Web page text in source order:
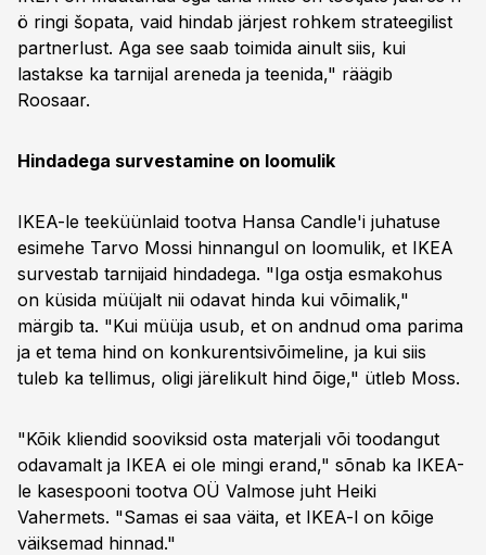
ö ringi šopata, vaid hindab järjest rohkem strateegilist
partnerlust. Aga see saab toimida ainult siis, kui
lastakse ka tarnijal areneda ja teenida," räägib
Roosaar.
Hindadega survestamine on loomulik
IKEA-le teeküünlaid tootva Hansa Candle'i juhatuse
esimehe Tarvo Mossi hinnangul on loomulik, et IKEA
survestab tarnijaid hindadega. "Iga ostja esmakohus
on küsida müüjalt nii odavat hinda kui võimalik,"
märgib ta. "Kui müüja usub, et on andnud oma parima
ja et tema hind on konkurentsivõimeline, ja kui siis
tuleb ka tellimus, oligi järelikult hind õige," ütleb Moss.
"Kõik kliendid sooviksid osta materjali või toodangut
odavamalt ja IKEA ei ole mingi erand," sõnab ka IKEA-
le kasespooni tootva OÜ Valmose juht Heiki
Vahermets. "Samas ei saa väita, et IKEA-l on kõige
väiksemad hinnad."